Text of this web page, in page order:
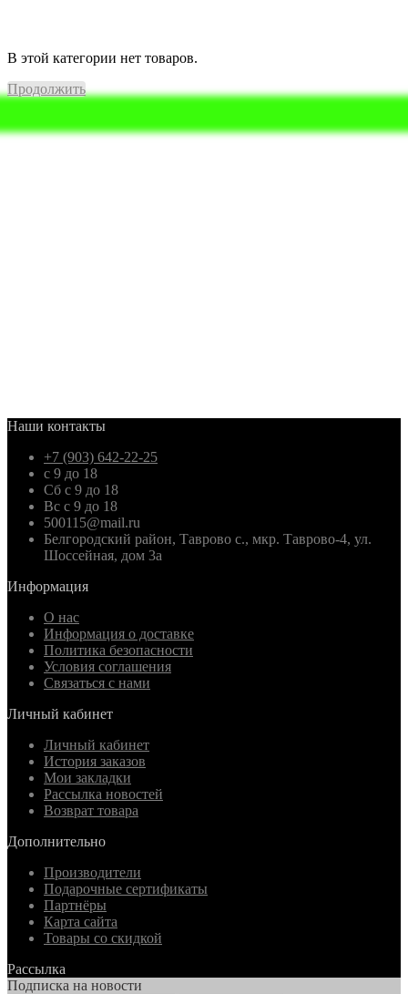
В этой категории нет товаров.
Продолжить
Наши контакты
+7 (903) 642-22-25
с 9 до 18
Сб с 9 до 18
Вс с 9 до 18
500115@mail.ru
Белгородский район, Таврово с., мкр. Таврово-4, ул.
Шоссейная, дом 3а
Информация
О нас
Информация о доставке
Политика безопасности
Условия соглашения
Связаться с нами
Личный кабинет
Личный кабинет
История заказов
Мои закладки
Рассылка новостей
Возврат товара
Дополнительно
Производители
Подарочные сертификаты
Партнёры
Карта сайта
Товары со скидкой
Рассылка
Подписка на новости